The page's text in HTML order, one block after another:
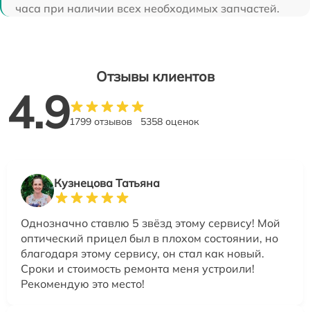
часа при наличии всех необходимых запчастей.
Отзывы клиентов
4.91799 отзывов 5358 оценок
Кузнецова Татьяна
Однозначно ставлю 5 звёзд этому сервису! Мой
оптический прицел был в плохом состоянии, но
благодаря этому сервису, он стал как новый.
Сроки и стоимость ремонта меня устроили!
Рекомендую это место!